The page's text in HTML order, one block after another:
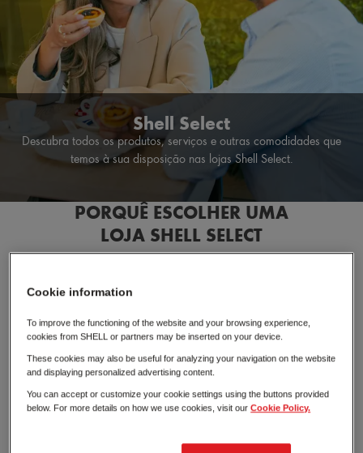
Shell Select
Descubra todos os produtos, serviços e outras comodidades que
temos à sua disposição nas lojas Shell Select.
PORQUÊ ESCOLHER UMA
LOJA SHELL SELECT
Wi-fi Grátis
Ponto de encontro
Cookie information
To improve the functioning of the website and your browsing experience,
cookies from SHELL or partners may be inserted on your device.
These cookies may also be useful for analyzing your navigation on the website
and displaying personalized advertising content.
You can accept or customize your cookie settings using the buttons provided
below. For more details on how we use cookies, visit ourCookie Policy.